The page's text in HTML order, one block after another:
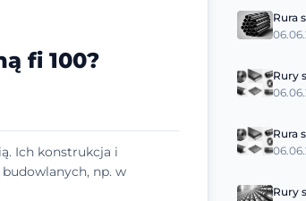
fi 100?
Ich konstrukcja i
np. w
Rura
Rury
Rura
Rury